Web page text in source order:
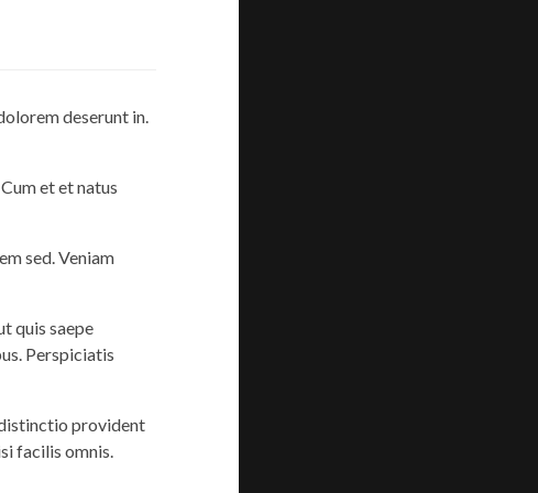
deserunt in.
et et natus
sed. Veniam
quis saepe
Perspiciatis
provident
facilis omnis.